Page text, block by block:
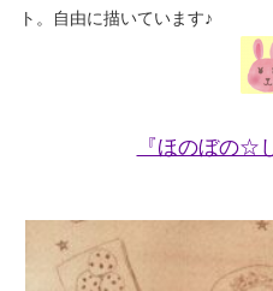
ト。自由に描いています♪
『ほのぼの☆